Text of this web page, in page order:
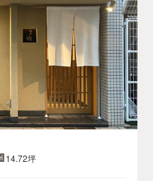
14.72坪